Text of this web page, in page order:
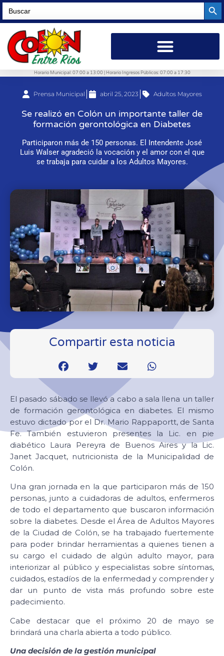
Search
for:
Horario Municipal: 07:00 a 13:00 | Horario Ingresos Públicos: 07:00 a 17:30
Prensa Municipal abril 25, 2023 Adultos Mayores
Se realizó en Colón un importante taller de
formación gerontológica en Diabetes
Participaron más de 150 personas. El Intendente José
Luis Walser agradeció la vocación y el amor con el que
se trabaja para cuidar a los Adultos Mayores.
Compartir esta noticia
El pasado sábado se llevó a cabo a sala llena un taller
de formación gerontológica en diabetes. El mismo
estuvo dictado por el Dr. Mario Rappaportt, de Santa
Fe. También estuvieron presentes la Lic. en pie
diabético Laura Pereyra de Buenos Aires y la Lic.
Janet Jacquet, nutricionista de la Municipalidad de
Colón.
Una gran jornada en la que participaron más de 150
personas, junto a cuidadoras de adultos, enfermeros
de todo el departamento que buscaron información
sobre la diabetes. Desde el Área de Adultos Mayores
de la Ciudad de Colón, se ha trabajado fuertemente
para poder brindar herramientas a quienes tienen a
su cargo el cuidado de algún adulto mayor, para
interiorizar al público y especialistas sobre síntomas,
cuidados, estadíos de la enfermedad y comprender y
dar un punto de vista más profundo sobre este
padecimiento.
Cabe destacar que el próximo 20 de mayo se
brindará una charla abierta a todo público.
Una decisión de la gestión municipal